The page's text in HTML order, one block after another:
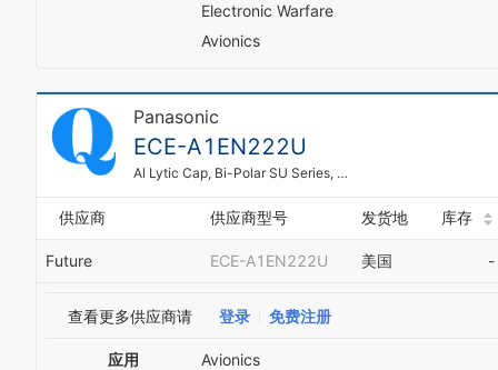
Electronic Warfare
Avionics
Panasonic
ECE-A1EN222U
Al Lytic Cap, Bi-Polar SU Series, 85C
供应商 供应商型号 发货地 库存
Future ECE-A1EN222U 美国 -
查看更多供应商请 登录 免费注册
应用
Avionics